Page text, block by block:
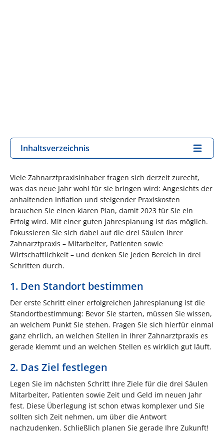
Inhaltsverzeichnis
Viele Zahnarztpraxisinhaber fragen sich derzeit zurecht,
was das neue Jahr wohl für sie bringen wird: Angesichts der
anhaltenden Inflation und steigender Praxiskosten
brauchen Sie einen klaren Plan, damit 2023 für Sie ein
Erfolg wird. Mit einer guten Jahresplanung ist das möglich.
Fokussieren Sie sich dabei auf die drei Säulen Ihrer
Zahnarztpraxis – Mitarbeiter, Patienten sowie
Wirtschaftlichkeit – und denken Sie jeden Bereich in drei
Schritten durch.
1. Den Standort bestimmen
Der erste Schritt einer erfolgreichen Jahresplanung ist die
Standortbestimmung: Bevor Sie starten, müssen Sie wissen,
an welchem Punkt Sie stehen. Fragen Sie sich hierfür einmal
ganz ehrlich, an welchen Stellen in Ihrer Zahnarztpraxis es
gerade klemmt und an welchen Stellen es wirklich gut läuft.
2. Das Ziel festlegen
Legen Sie im nächsten Schritt Ihre Ziele für die drei Säulen
Mitarbeiter, Patienten sowie Zeit und Geld im neuen Jahr
fest. Diese Überlegung ist schon etwas komplexer und Sie
sollten sich Zeit nehmen, um über die Antwort
nachzudenken. Schließlich planen Sie gerade Ihre Zukunft!